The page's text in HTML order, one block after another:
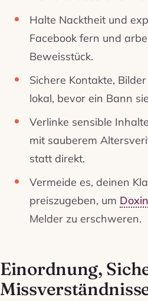
Halte Nacktheit und
Facebook fern und
Beweisstück.
Sichere Kontakte,
lokal, bevor ein Bann
Verlinke sensible
mit sauberem
statt direkt.
Vermeide es, deinen
preiszugeben, um
Melder zu erschweren.
Einordnung,